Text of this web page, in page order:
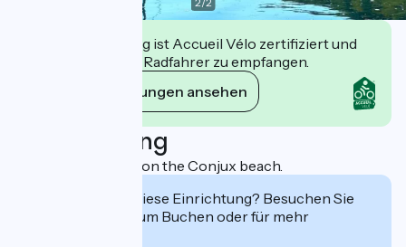
Diese Einrichtung ist Accueil Vélo zertifiziert und
verpflichtet sich, Radfahrer zu empfangen.
Ihre Verpflichtungen ansehen
Beschreibung
New snack service on the Conjux beach.
Interessiert Sie diese Einrichtung? Besuchen Sie
deren Website zum Buchen oder für mehr